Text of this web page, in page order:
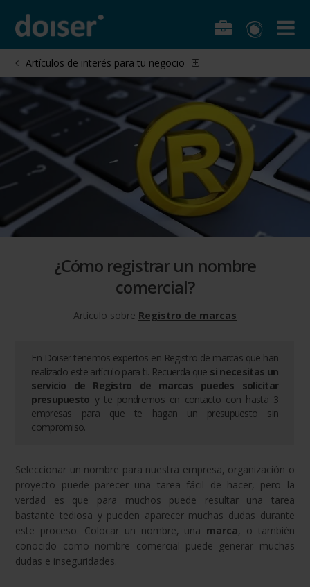
Artículos de interés para tu negocio
¿Cómo registrar un nombre
comercial?
Artículo sobre Registro de marcas
En Doiser tenemos expertos en Registro de marcas que han
realizado este artículo para ti. Recuerda que si necesitas un
servicio de Registro de marcas puedes solicitar
presupuesto y te pondremos en contacto con hasta 3
empresas para que te hagan un presupuesto sin
compromiso.
Seleccionar un nombre para nuestra empresa, organización o
proyecto puede parecer una tarea fácil de hacer, pero la
verdad es que para muchos puede resultar una tarea
bastante tediosa y pueden aparecer muchas dudas durante
este proceso. Colocar un nombre, una marca, o también
conocido como nombre comercial puede generar muchas
dudas e inseguridades.